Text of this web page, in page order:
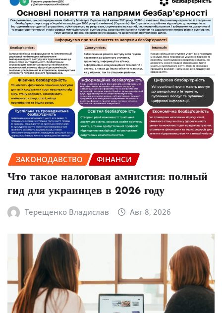
ЗАКОНОДАВСТВО ФІНАНСИ
Что такое налоговая амнистия: полный
гид для украинцев в 2026 году
Терещенко Владислав Авг 8, 2026